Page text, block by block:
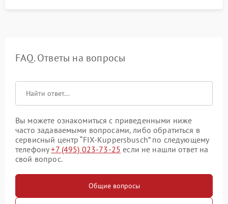
FAQ. Ответы на вопросы
Вы можете ознакомиться с приведенными ниже
часто задаваемыми вопросами, либо обратиться в
сервисный центр “FIX-Kuppersbusch” по следующему
телефону+7 (495) 023-73-25 если не нашли ответ на
свой вопрос.
Общие вопросы